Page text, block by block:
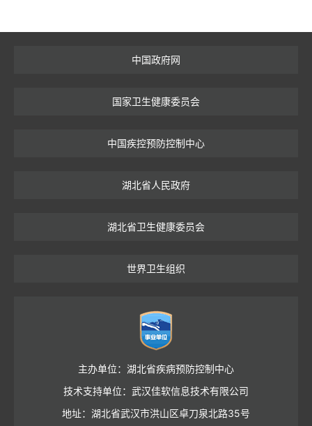
中国政府网
国家卫生健康委员会
中国疾控预防控制中心
湖北省人民政府
湖北省卫生健康委员会
世界卫生组织
主办单位：湖北省疾病预防控制中心
技术支持单位：武汉佳软信息技术有限公司
地址：湖北省武汉市洪山区卓刀泉北路35号